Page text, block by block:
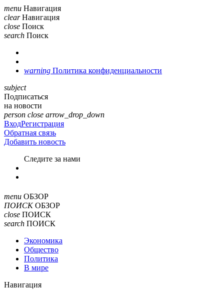
menu Навигация
clear Навигация
close Поиск
search Поиск
warning Политика конфиденциальности
subject
Подписаться
на новости
person close arrow_drop_down
ВходРегистрация
Обратная связь
Добавить новость
Cледите за нами
menu ОБЗОР
ПОИСК ОБЗОР
close ПОИСК
search ПОИСК
Экономика
Общество
Политика
В мире
Навигация